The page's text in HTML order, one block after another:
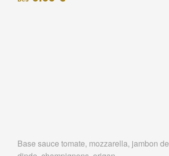
Base sauce tomate, mozzarella, jambon de